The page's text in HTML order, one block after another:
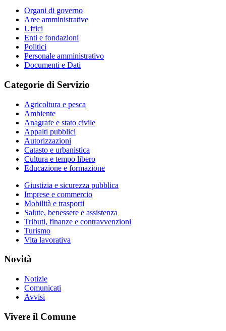
Organi di governo
Aree amministrative
Uffici
Enti e fondazioni
Politici
Personale amministrativo
Documenti e Dati
Categorie di Servizio
Agricoltura e pesca
Ambiente
Anagrafe e stato civile
Appalti pubblici
Autorizzazioni
Catasto e urbanistica
Cultura e tempo libero
Educazione e formazione
Giustizia e sicurezza pubblica
Imprese e commercio
Mobilità e trasporti
Salute, benessere e assistenza
Tributi, finanze e contravvenzioni
Turismo
Vita lavorativa
Novità
Notizie
Comunicati
Avvisi
Vivere il Comune